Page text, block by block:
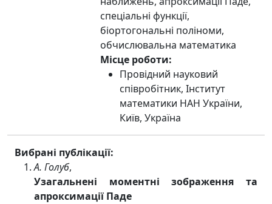
спеціальні функції,
біортогональні поліноми,
обчислювальна математика
Місце роботи:
Провідний науковий
співробітник, Інститут
математики НАН України,
Київ, Україна
Вибрані публікації:
А. Голуб,
Узагальнені моментні зображення та
апроксимації Паде